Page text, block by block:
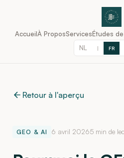
AccueilÀ ProposServicesÉtudes
NL
| FR
Retour à l'aperçu
GEO & AI 6 avril 20265 min de